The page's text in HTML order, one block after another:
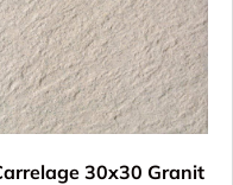
30x30 Granit